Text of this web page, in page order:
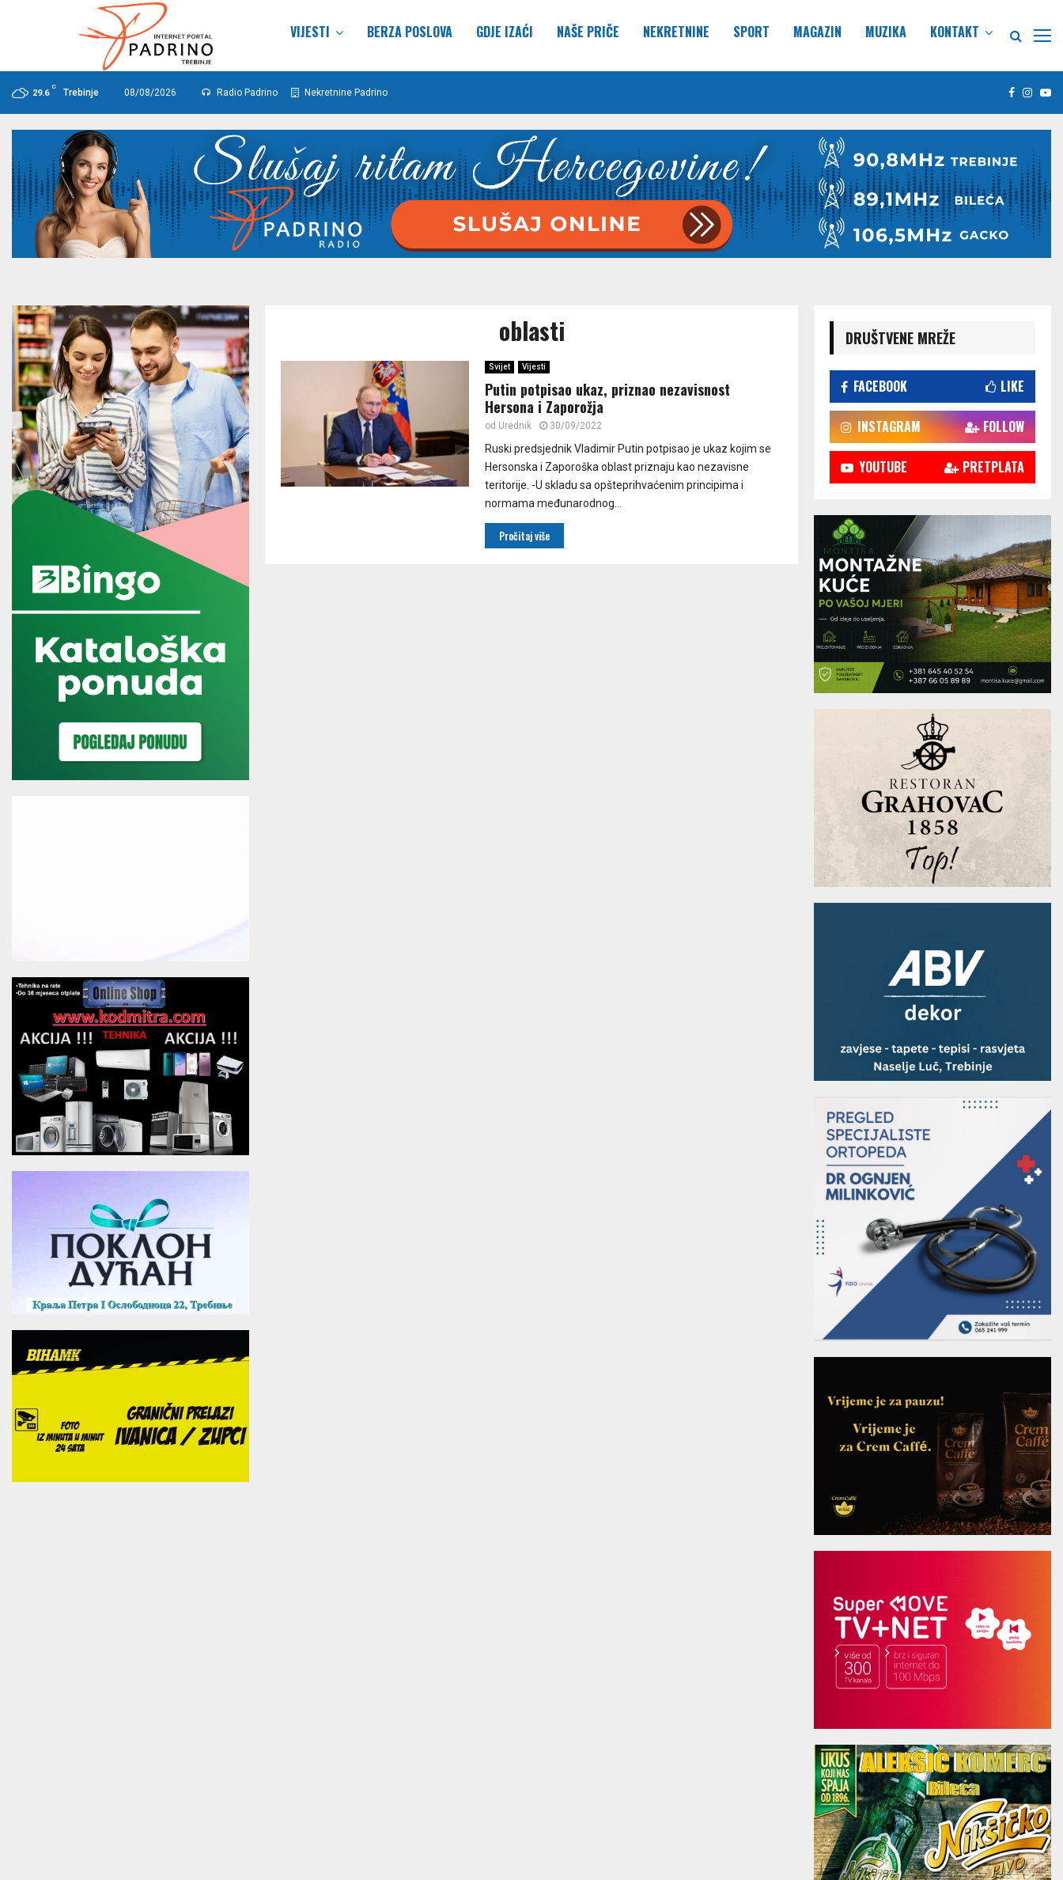
VIJESTI BERZA POSLOVA GDJE IZAĆI NAŠE PRIČE NEKRETNINE SPORT MAGAZIN MUZIKA KONTAKT
29.6
C
Trebinje 08/08/2026 Radio Padrino Nekretnine Padrino Facebook
oblasti
Svijet Vijesti
Putin potpisao ukaz, priznao nezavisnost
Hersona i Zaporožja
od Urednik 30/09/2022
Ruski predsjednik Vladimir Putin potpisao je ukaz kojim se
Hersonska i Zaporoška oblast priznaju kao nezavisne
teritorije. -U skladu sa opšteprihvaćenim principima i
normama međunarodnog...
Pročitaj više
DRUŠTVENE MREŽE
FACEBOOK LIKE
INSTAGRAM FOLLOW
YOUTUBE PRETPLATA